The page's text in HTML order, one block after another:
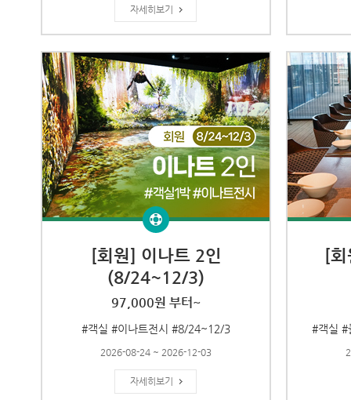
자세히보기
[회원] 이나트 2인
(8/24~12/3)
97,000원 부터~
#객실 #이나트전시 #8/24~12/3
2026-08-24 ~ 2026-12-03
자세히보기
[
#객실